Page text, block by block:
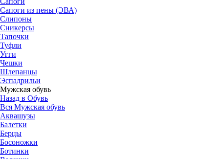
Сапоги из пены (ЭВА)
Слипоны
Сникерсы
Тапочки
Туфли
Угги
Чешки
Шлепанцы
Эспадрильи
Мужская обувь
Назад в Обувь
Вся Мужская обувь
Аквашузы
Балетки
Берцы
Босоножки
Ботинки